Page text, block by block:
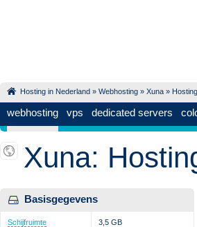
Hosting in Nederland » Webhosting » Xuna »
webhosting vps dedicated servers
Xuna:
Basisgegevens
Schijfruimte 3,5 GB